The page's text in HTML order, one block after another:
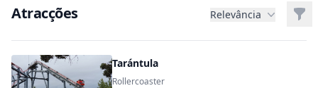
Atracções Relevância
Tarántula
Rollercoaster